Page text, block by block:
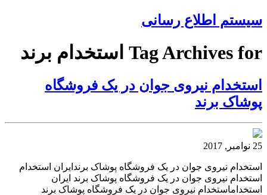
سیستم اطلاع رسانی
Tag Archives for استخدام برند
استخدام نیروی جوان در یک فروشگاه
پوشاک برند
25 نوامبر, 2017
استخدام نیروی جوان در یک فروشگاه پوشاک برندایران استخدام
استخدام نیروی جوان در یک فروشگاه پوشاک برند ایران
استخداماستخدام نیروی جوان در یک فروشگاه پوشاک برند